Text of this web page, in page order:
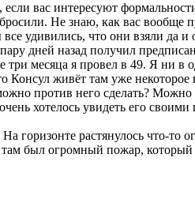
вас интересуют
Не знаю, как вас вообще
удивились, что они взяли да и
дней назад получил
три месяца я провел в 49. Я ни в
Консул живёт там уже
против него сделать?
хотелось увидеть его
горизонте растянулось что-то
был огромный пожар,